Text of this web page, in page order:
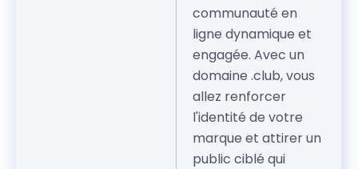
communauté en
ligne dynamique et
engagée. Avec un
domaine .club, vous
allez renforcer
l'identité de votre
marque et attirer un
public ciblé qui